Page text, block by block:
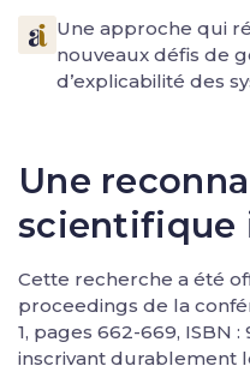
Une approche qui
nouveaux défis de
d’explicabilité des
Une
scientifique
Cette recherche a été
proceedings de la
1, pages 662-669, ISBN
inscrivant durablement